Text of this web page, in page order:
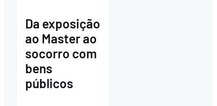
Da exposição
ao Master ao
socorro com
bens
públicos